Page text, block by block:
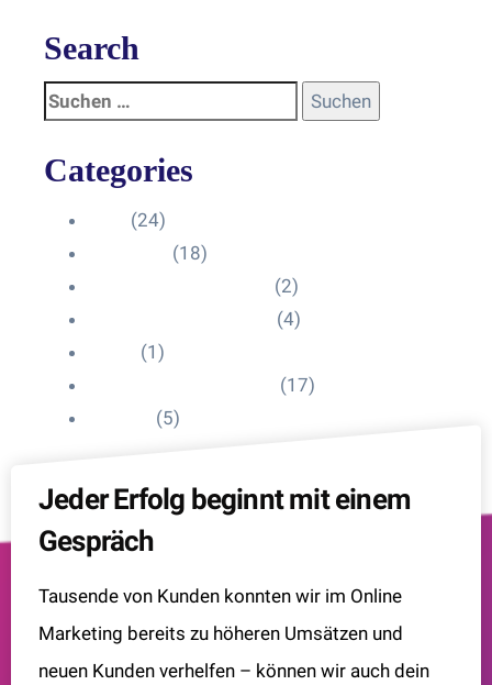
Search
Categories
(24)
(18)
(2)
(4)
(1)
(17)
(5)
Jeder Erfolg beginnt mit einem
Gespräch
Tausende von Kunden konnten wir im Online
Marketing bereits zu höheren Umsätzen und
neuen Kunden verhelfen – können wir auch dein